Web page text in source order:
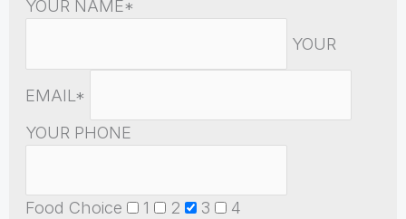
YOUR NAME*
YOUR
EMAIL*
YOUR PHONE
Food Choice 1 2 3
4